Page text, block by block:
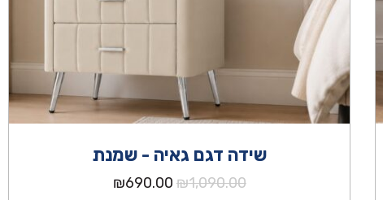
שידה דגם גאיה - שמנת
₪1,090.00
המחיר
₪690.00